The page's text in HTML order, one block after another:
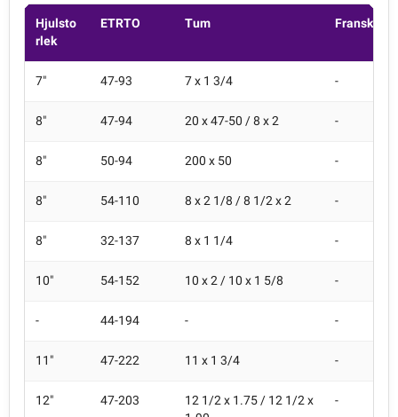
Hjulsto
rlek
ETRTO Tum Fransk
7" 47-93 7 x 1 3/4 -
8" 47-94 20 x 47-50 / 8 x 2 -
8" 50-94 200 x 50 -
8" 54-110 8 x 2 1/8 / 8 1/2 x 2 -
8" 32-137 8 x 1 1/4 -
10" 54-152 10 x 2 / 10 x 1 5/8 -
- 44-194 - -
11" 47-222 11 x 1 3/4 -
12" 47-203
12 1/2 x 1.75 / 12 1/2 x
-